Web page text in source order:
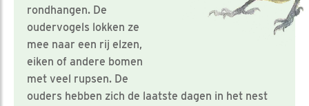
rondhangen. De
oudervogels lokken ze
mee naar een rij elzen,
eiken of andere bomen
met veel rupsen. De
ouders hebben zich de laatste dagen in het nest